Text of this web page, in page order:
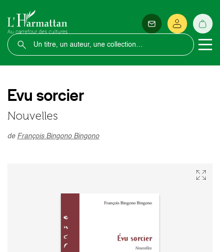
Evu sorcier
Nouvelles
de François Bingono Bingono